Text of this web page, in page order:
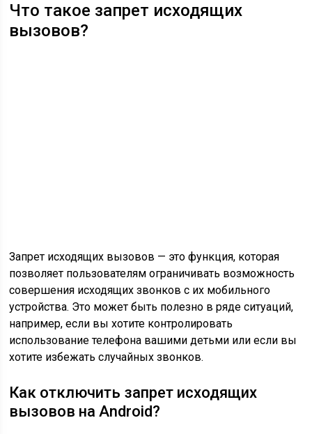
Что такое запрет исходящих
вызовов?
Запрет исходящих вызовов — это функция, которая
позволяет пользователям ограничивать возможность
совершения исходящих звонков с их мобильного
устройства. Это может быть полезно в ряде ситуаций,
например, если вы хотите контролировать
использование телефона вашими детьми или если вы
хотите избежать случайных звонков.
Как отключить запрет исходящих
вызовов на Android?